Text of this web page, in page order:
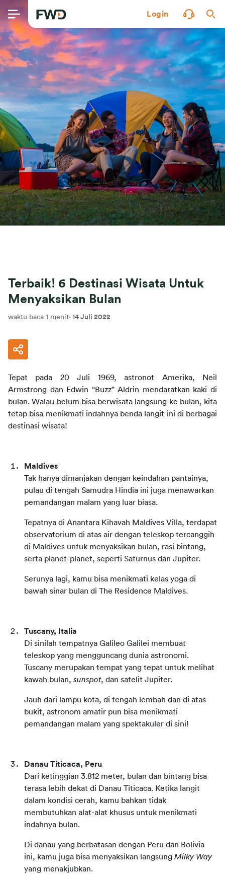
Login
Terbaik! 6 Destinasi Wisata Untuk
Menyaksikan Bulan
waktu baca 1 menit· 14 Juli 2022
Tepat pada 20 Juli 1969, astronot Amerika, Neil
Armstrong dan Edwin “Buzz” Aldrin mendaratkan kaki di
bulan. Walau belum bisa berwisata langsung ke bulan, kita
tetap bisa menikmati indahnya benda langit ini di berbagai
destinasi wisata!
Maldives
Tak hanya dimanjakan dengan keindahan pantainya,
pulau di tengah Samudra Hindia ini juga menawarkan
pemandangan malam yang luar biasa.
Tepatnya di Anantara Kihavah Maldives Villa, terdapat
observatorium di atas air dengan teleskop tercanggih
di Maldives untuk menyaksikan bulan, rasi bintang,
serta planet-planet, seperti Saturnus dan Jupiter.
Serunya lagi, kamu bisa menikmati kelas yoga di
bawah sinar bulan di The Residence Maldives.
Tuscany, Italia
Di sinilah tempatnya Galileo Galilei membuat
teleskop yang mengguncang dunia astronomi.
Tuscany merupakan tempat yang tepat untuk melihat
kawah bulan, sunspot, dan satelit Jupiter.
Jauh dari lampu kota, di tengah lembah dan di atas
bukit, astronom amatir pun bisa menikmati
pemandangan malam yang spektakuler di sini!
Danau Titicaca, Peru
Dari ketinggian 3.812 meter, bulan dan bintang bisa
terasa lebih dekat di Danau Titicaca. Ketika langit
dalam kondisi cerah, kamu bahkan tidak
membutuhkan alat-alat khusus untuk menikmati
indahnya bulan.
Di danau yang berbatasan dengan Peru dan Bolivia
ini, kamu juga bisa menyaksikan langsung Milky Way
yang menakjubkan.